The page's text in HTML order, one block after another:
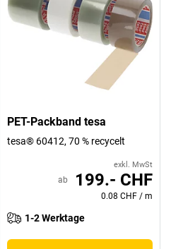
PET-Packband tesa
tesa® 60412, 70 % recycelt
exkl. MwSt
ab 199.- CHF
0.08 CHF / m
1-2 Werktage